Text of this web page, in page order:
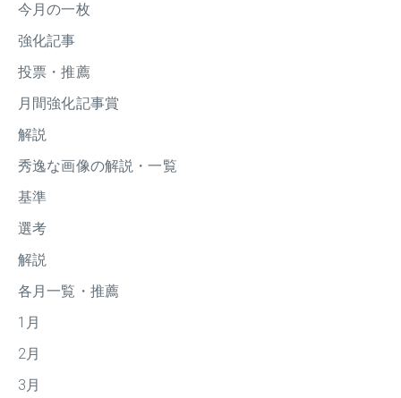
今月の一枚
強化記事
投票・推薦
月間強化記事賞
解説
秀逸な画像の解説・一覧
基準
選考
解説
各月一覧・推薦
1月
2月
3月